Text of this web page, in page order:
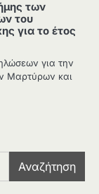
των
του
για το έτος
για την
Μαρτύρων και
Αναζήτηση